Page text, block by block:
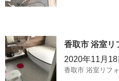
香取市 浴室リ
2020年11月18
香取市 浴室リフ